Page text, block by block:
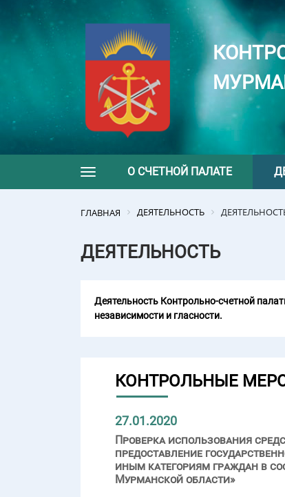
Toggle navigation
О СЧЕТНОЙ ПАЛАТЕ
ГЛАВНАЯ ДЕЯТЕЛЬНОСТЬ
ДЕЯТЕЛЬНОСТЬ
Деятельность Контрольно-счетной
независимости и гласности.
КОНТРОЛЬНЫЕ
27.01.2020
Проверка использования
предоставление
иным категориям граждан в
Мурманской области»